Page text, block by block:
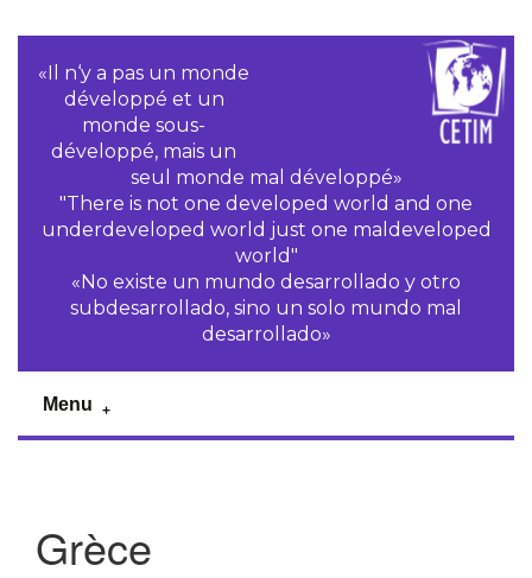
«Il n‘y a pas un monde
développé et un
monde sous-
développé, mais un
seul monde mal développé»
"There is not one developed world and one
underdeveloped world just one maldeveloped
world"
«No existe un mundo desarrollado y otro
subdesarrollado, sino un solo mundo mal
desarrollado»
Menu
Grèce